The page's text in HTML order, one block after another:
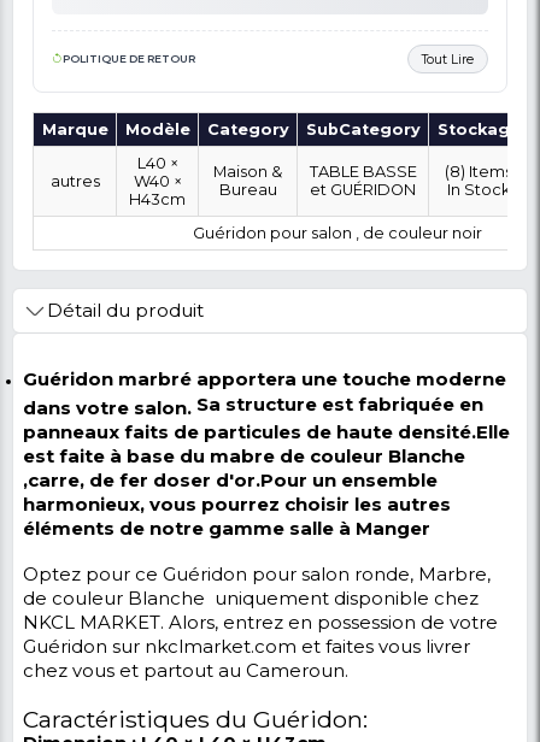
Ajouter au panier
OÙ SOUHAITEZ-VOUS ÊTRE LIVRÉ ?
0 FCFA
POLITIQUE DE RETOUR
Marque Modèle Category SubCategory
autres
W40 ×
H43cm
Maison &
Bureau
TABLE BASSE
et GUÉRIDON
Guéridon pour salon , de